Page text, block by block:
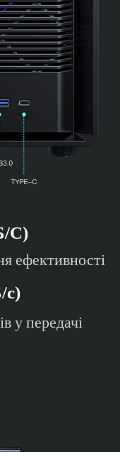
С)
ефективності
с)
у передачі